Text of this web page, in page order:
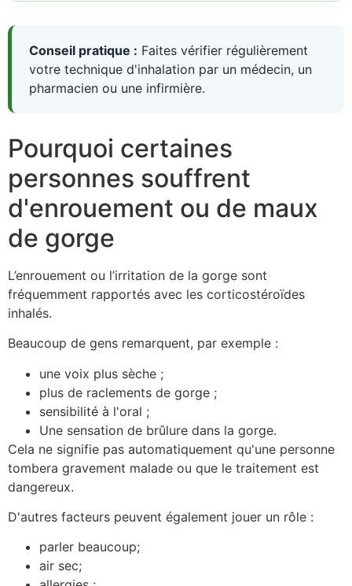
Conseil pratique : Faites vérifier régulièrement
votre technique d'inhalation par un médecin, un
pharmacien ou une infirmière.
Pourquoi certaines
personnes souffrent
d'enrouement ou de maux
de gorge
L’enrouement ou l’irritation de la gorge sont
fréquemment rapportés avec les corticostéroïdes
inhalés.
Beaucoup de gens remarquent, par exemple :
une voix plus sèche ;
plus de raclements de gorge ;
sensibilité à l'oral ;
Une sensation de brûlure dans la gorge.
Cela ne signifie pas automatiquement qu'une personne
tombera gravement malade ou que le traitement est
dangereux.
D'autres facteurs peuvent également jouer un rôle :
parler beaucoup;
air sec;